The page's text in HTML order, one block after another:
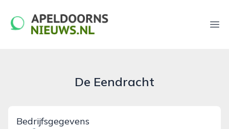
apeldoornsnieuws.nl
De Eendracht
Bedrijfsgegevens